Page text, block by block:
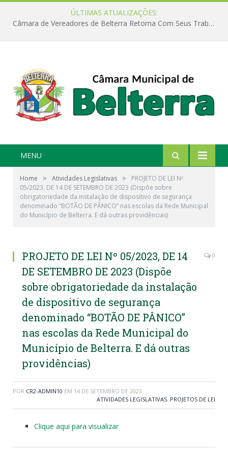
ÚLTIMAS ATUALIZAÇÕES:
Câmara de Vereadores de Belterra Retorna Com Seus Trabalhos Legislativos
MENU
Home » Atividades Legislativas »
PROJETO DE LEI Nº
05/2023, DE 14 DE SETEMBRO DE 2023 (Dispõe sobre
obrigatoriedade da instalação de dispositivo de segurança
denominado “BOTÃO DE PÂNICO” nas escolas da Rede Municipal
do Município de Belterra. E dá outras providências)
PROJETO DE LEI Nº 05/2023, DE 14
DE SETEMBRO DE 2023 (Dispõe
sobre obrigatoriedade da instalação
de dispositivo de segurança
denominado “BOTÃO DE PÂNICO”
nas escolas da Rede Municipal do
Município de Belterra. E dá outras
providências)
0
POR CR2-ADMIN10 EM 14 DE SETEMBRO DE 2023
ATIVIDADES LEGISLATIVAS, PROJETOS DE LEI
Clique aqui para visualizar